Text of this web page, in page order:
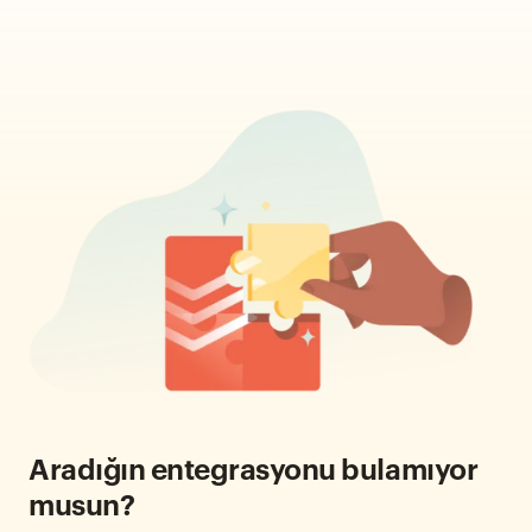
Aradığın entegrasyonu bulamıyor
musun?